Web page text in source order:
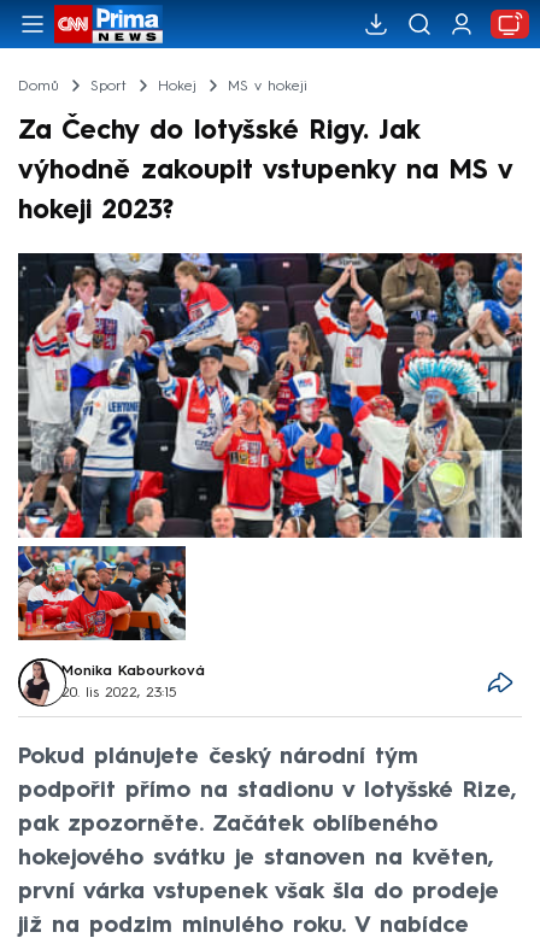
Domů Sport Hokej MS v hokeji
Za Čechy do lotyšské Rigy. Jak
výhodně zakoupit vstupenky na MS v
hokeji 2023?
Monika Kabourková
20. lis 2022, 23:15
Pokud plánujete český národní tým
podpořit přímo na stadionu v lotyšské Rize,
pak zpozorněte. Začátek oblíbeného
hokejového svátku je stanoven na květen,
první várka vstupenek však šla do prodeje
již na podzim minulého roku. V nabídce